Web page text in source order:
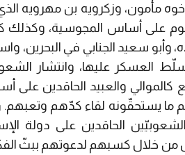
مأمون، وزكرويه بن مهرويه
على أساس المجوسية،
عبدان مفكّر القرامطة، وأبو الفوارس قائد تمرّدهم سنة289ه، وأبو
العسكر عليها، وانتشار
والعبيد الحاقدين على
ما يستحقّونه لقاء كدّهم وتعبهم.
الحاقدين على دولة
من خلال كسبهم لدعوتهم ببثّ